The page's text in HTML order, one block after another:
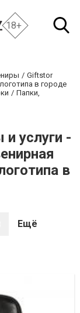
18+
Giftstor
в городе
Папки,
услуги -
в
Ещё